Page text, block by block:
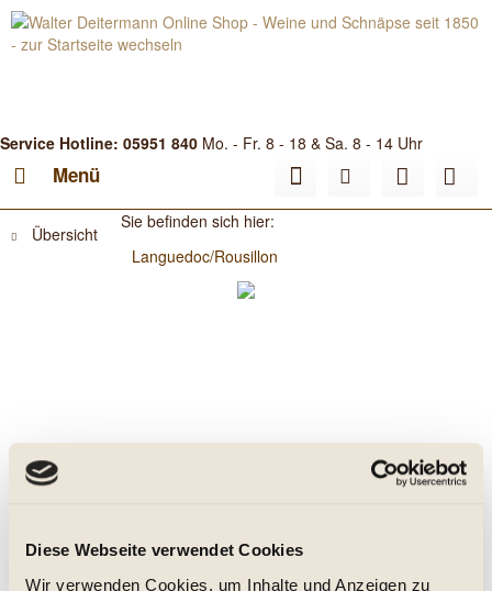
Diese Webseite verwendet Cookies
Wir verwenden Cookies, um Inhalte und Anzeigen zu
Service Hotline: 05951 840 Mo. - Fr. 8 - 18 & Sa. 8 - 14 Uhr
Menü
Übersicht
Sie befinden sich hier:
Languedoc/Rousillon
Toques & Clochers - Chardonnay 2022er